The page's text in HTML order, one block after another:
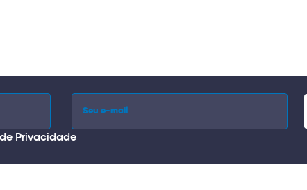
Privacidade